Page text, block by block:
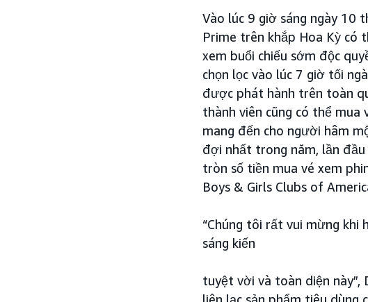
Vào lúc 9 giờ sáng ngày 10
Prime trên khắp Hoa Kỳ có
xem buổi chiếu sớm độc
chọn lọc vào lúc 7 giờ tối
được phát hành trên toàn
thành viên cũng có thể mua
mang đến cho người hâm
đợi nhất trong năm, lần đầu
tròn số tiền mua vé xem
Boys & Girls Clubs of
“Chúng tôi rất vui mừng khi
sáng kiến
tuyệt vời và toàn diện này”,